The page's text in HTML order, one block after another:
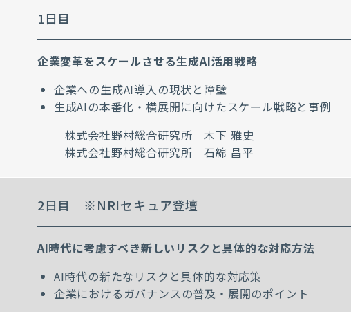
1日目
企業変革をスケールさせる生成AI活用戦略
企業への生成AI導入の現状と障壁
生成AIの本番化・横展開に向けたスケール戦略と事例
株式会社野村総合研究所 木下 雅史
株式会社野村総合研究所 石綿 昌平
2日目 ※NRIセキュア登壇
AI時代に考慮すべき新しいリスクと具体的な対応方法
AI時代の新たなリスクと具体的な対応策
企業におけるガバナンスの普及・展開のポイント